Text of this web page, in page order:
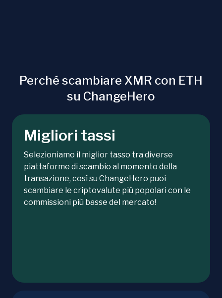
Perché scambiare XMR con ETH
su ChangeHero
Migliori tassi
Selezioniamo il miglior tasso tra diverse
piattaforme di scambio al momento della
transazione, così su ChangeHero puoi
scambiare le criptovalute più popolari con le
commissioni più basse del mercato!